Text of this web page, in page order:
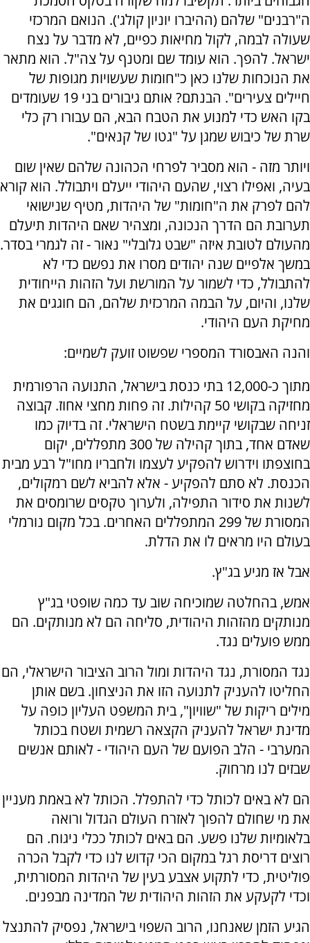
ה"רבנים" שלהם (ההיברו יוניון קולג'). הנואם המרכזי
שעולה לבמה, לקול מחיאות כפיים, לא מדבר על נצח
ישראל. להפך. הוא עומד שם ומטנף על צה"ל. הוא מתאר
את הנוכחות שלנו כאן כ"חומות שעשויות מגופות של
חיילים צעירים". הבנתם? אותם גיבורים בני 19 שעומדים
בקו האש כדי למנוע את הטבח הבא, הם עבורו רק כלי
שרת של כיבוש שמגן על "גטו של קנאים".
‏ויותר מזה - הוא מסביר לפרחי הכהונה שלהם שאין שום
בעיה, ואפילו רצוי, שהעם היהודי ייעלם ויתבולל. הוא קורא
להם לפרק את ה"חומות" של היהדות, מטיף שנישואי
תערובת הם הדרך הנכונה, ומצהיר שאם היהדות תיעלם
מהעולם לטובת איזה "שבט גלובלי" נאור - זה לגמרי בסדר.
במשך אלפיים שנה יהודים מסרו את נפשם כדי לא
להתבולל, כדי לשמור על המורשת ועל הזהות הייחודית
שלנו, והיום, על הבמה המרכזית שלהם, הם חוגגים את
מחיקת העם היהודי.
‏והנה האבסורד המספרי שפשוט זועק לשמיים:
‏מתוך כ-12,000 בתי כנסת בישראל, התנועה הרפורמית
מחזיקה בקושי 50 קהילות. זה פחות מחצי אחוז. קבוצה
זניחה שבקושי קיימת בשטח הישראלי. זה בדיוק כמו
שאדם אחד, בתוך קהילה של 300 מתפללים, יקום
בחוצפתו וידרוש להפקיע לעצמו ולחבריו מחו"ל רבע מבית
הכנסת. לא סתם להפקיע - אלא להביא לשם רמקולים,
לשנות את סידור התפילה, ולערוך טקסים שרומסים את
המסורת של 299 המתפללים האחרים. בכל מקום נורמלי
בעולם היו מראים לו את הדלת.
‏אבל אז מגיע בג"ץ.
‏אמש, בהחלטה שמוכיחה שוב עד כמה שופטי בג"ץ
מנותקים מהזהות היהודית, סליחה הם לא מנותקים. הם
ממש פועלים נגד.
‏נגד המסורת, נגד היהדות ומול הרוב הציבור הישראלי, הם
החליטו להעניק לתנועה הזו את הניצחון. בשם אותן
מילים ריקות של "שוויון", בית המשפט העליון כופה על
מדינת ישראל להעניק הקצאה רשמית ושטח בכותל
המערבי - הלב הפועם של העם היהודי - לאותם אנשים
שבזים לנו מרחוק.
‏הם לא באים לכותל כדי להתפלל. הכותל לא באמת מעניין
את מי שחולם להפוך לאזרח העולם הגדול ורואה
בלאומיות שלנו פשע. הם באים לכותל ככלי ניגוח. הם
רוצים דריסת רגל במקום הכי קדוש לנו כדי לקבל הכרה
פוליטית, כדי לתקוע אצבע בעין של היהדות המסורתית,
וכדי לקעקע את הזהות היהודית של המדינה מבפנים.
‏הגיע הזמן שאנחנו, הרוב השפוי בישראל, נפסיק להתנצל